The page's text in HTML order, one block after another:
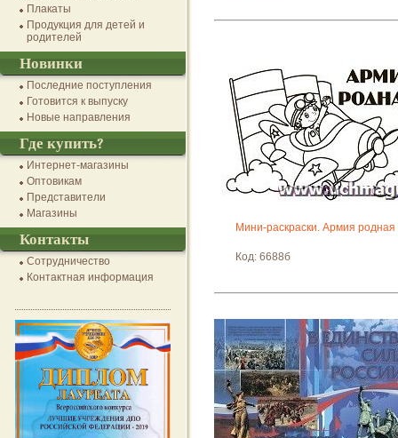
Мини-раскраски. Армия родная
Код: 6688б
Плакаты
Продукция для детей и
родителей
Новинки
Последние поступления
Готовится к выпуску
Новые направления
Где купить?
Интернет-магазины
Оптовикам
Представители
Магазины
Контакты
Сотрудничество
Контактная информация